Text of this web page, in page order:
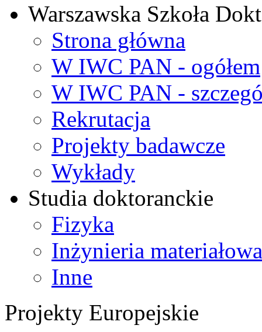
Warszawska Szkoła
Strona główna
W IWC PAN - ogółem
W IWC PAN -
Rekrutacja
Projekty badawcze
Wykłady
Studia doktoranckie
Fizyka
Inżynieria materiałowa
Inne
Projekty Europejskie